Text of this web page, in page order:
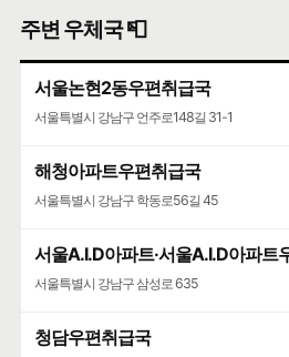
주변 우체국 📮
서울논현2동우편취급국
서울특별시 강남구 언주로148길 31-1
해청아파트우편취급국
서울특별시 강남구 학동로56길 45
서울A.I.D아파트·서울A.I.D아파트
서울특별시 강남구 삼성로 635
청담우편취급국